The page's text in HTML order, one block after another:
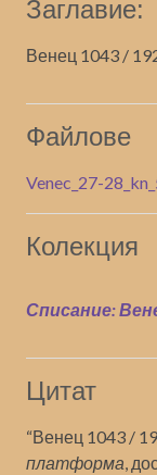
Заглавие:
Венец 1043 /
Файлове
Venec_27-
Колекция
Списание:
Цитат
“Венец 1043 /
платформа,